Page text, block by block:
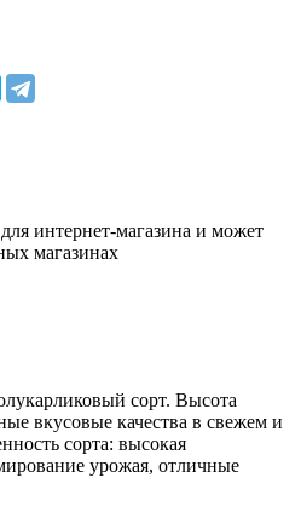
интернет-магазина и может
магазинах
сорт. Высота
вкусовые качества в свежем и
сорта: высокая
урожая, отличные